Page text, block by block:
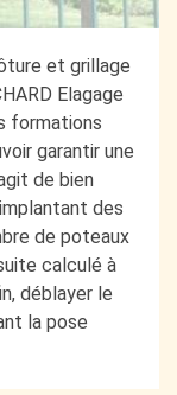
et grillage
Elagage
formations
garantir une
de bien
des
de poteaux
calculé à
déblayer le
la pose